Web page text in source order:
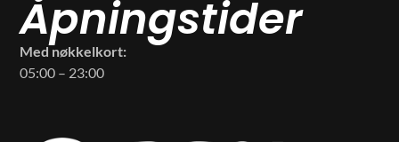
Åpningstider
Med nøkkelkort:
05:00 – 23:00